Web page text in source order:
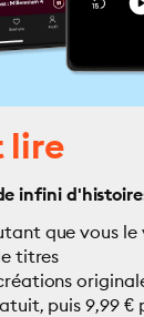
lire
infini
que vous le
titres
puis 9,99 €